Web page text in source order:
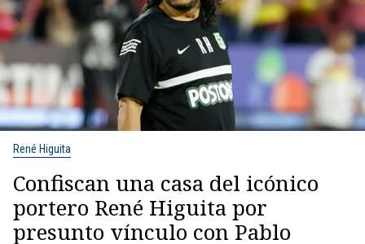
René Higuita
Confiscan una casa del icónico
portero René Higuita por
presunto vínculo con Pablo